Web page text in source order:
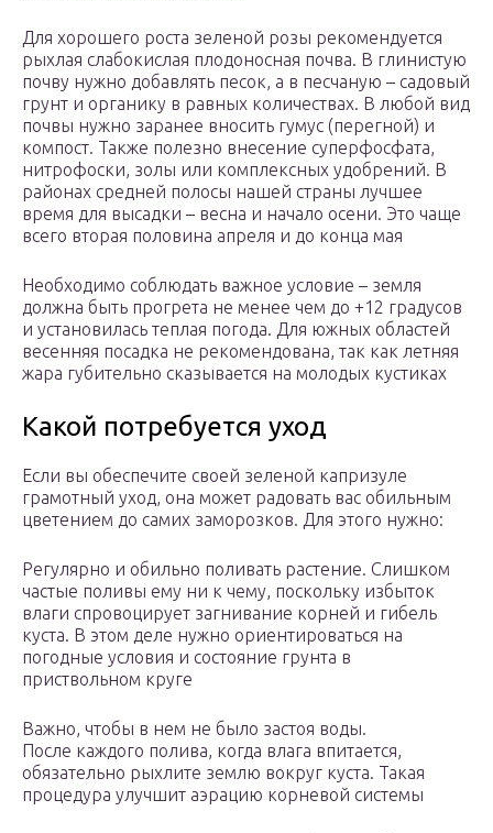
Для хорошего роста зеленой розы рекомендуется
рыхлая слабокислая плодоносная почва. В глинистую
почву нужно добавлять песок, а в песчаную – садовый
грунт и органику в равных количествах. В любой вид
почвы нужно заранее вносить гумус (перегной) и
компост. Также полезно внесение суперфосфата,
нитрофоски, золы или комплексных удобрений. В
районах средней полосы нашей страны лучшее
время для высадки – весна и начало осени. Это чаще
всего вторая половина апреля и до конца мая
Необходимо соблюдать важное условие – земля
должна быть прогрета не менее чем до +12 градусов
и установилась теплая погода. Для южных областей
весенняя посадка не рекомендована, так как летняя
жара губительно сказывается на молодых кустиках
Какой потребуется уход
Если вы обеспечите своей зеленой капризуле
грамотный уход, она может радовать вас обильным
цветением до самих заморозков. Для этого нужно:
Регулярно и обильно поливать растение. Слишком
частые поливы ему ни к чему, поскольку избыток
влаги спровоцирует загнивание корней и гибель
куста. В этом деле нужно ориентироваться на
погодные условия и состояние грунта в
приствольном круге
Важно, чтобы в нем не было застоя воды.
После каждого полива, когда влага впитается,
обязательно рыхлите землю вокруг куста. Такая
процедура улучшит аэрацию корневой системы